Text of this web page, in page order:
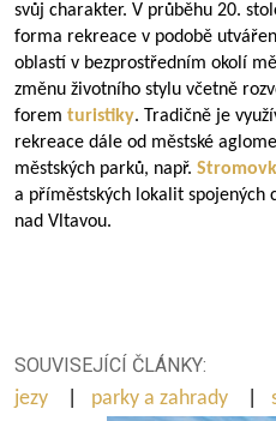
svůj charakter. V průběhu 20.
forma rekreace v podobě
oblastí v bezprostředním okolí
změnu životního stylu včetně
forem turistiky. Tradičně je
rekreace dále od městské
městských parků, např.
a příměstských lokalit spojených
nad Vltavou.
SOUVISEJÍCÍ ČLÁNKY:
jezy
parky a zahrady